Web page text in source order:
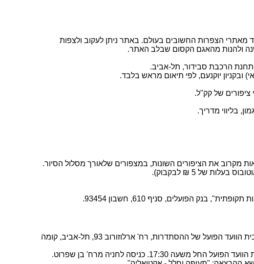
מאתרי הצפרות החשובים בעולם. באתר ניתן לעקוב ולצפות
ולהנות מהאגם הקסום שבלב האתר.
מקרוב את הציפורים השונות, במצפורים שלאורך מסלול הסיור.
של 5 ₪ לבקבוק).
הפועלים, סניף 610, חשבון 93454.
להלן רשימת ההרצאות לחודשים אוקטובר-נובמבר- דצמבר 2023, בבית הוועד הפועל של ההסתדרות, רח' ארלוזורוב 93, תל-אביב, קומה